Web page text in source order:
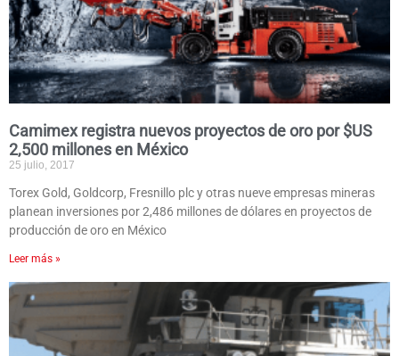
Camimex registra nuevos proyectos de oro por $US
2,500 millones en México
25 julio, 2017
Torex Gold, Goldcorp, Fresnillo plc y otras nueve empresas mineras
planean inversiones por 2,486 millones de dólares en proyectos de
producción de oro en México
Leer más »